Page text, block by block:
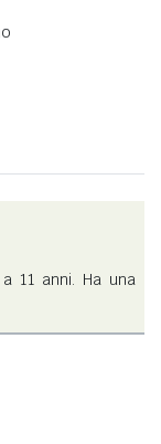
11 anni. Ha una